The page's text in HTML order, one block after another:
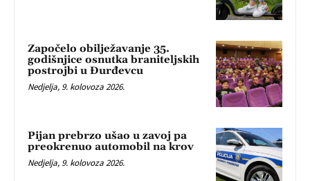
Započelo obilježavanje 35.
godišnjice osnutka braniteljskih
postrojbi u Đurđevcu
Nedjelja, 9. kolovoza 2026.
Pijan prebrzo ušao u zavoj pa
preokrenuo automobil na krov
Nedjelja, 9. kolovoza 2026.